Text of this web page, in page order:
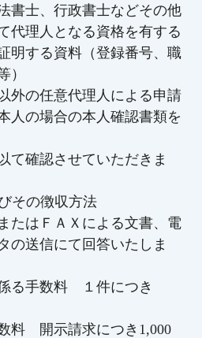
書士、行政書士などその他
代理人となる資格を有する
明する資料（登録番号、職
）
外の任意代理人による申請
人の場合の本人確認書類を
て確認させていただきま
その徴収方法
たはＦＡＸによる文書、電
の送信にて回答いたしま
る手数料 １件につき
料 開示請求につき1,000